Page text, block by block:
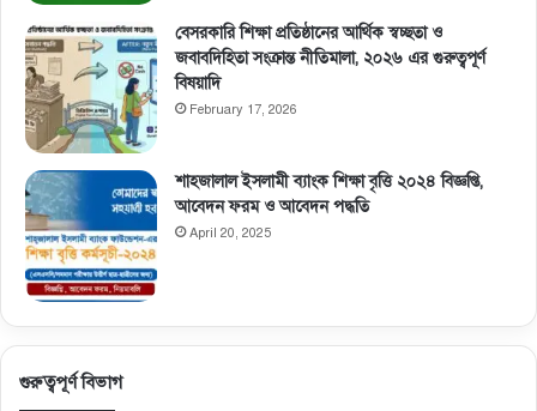
বেসরকারি শিক্ষা প্রতিষ্ঠানের আর্থিক স্বচ্ছতা ও
জবাবদিহিতা সংক্রান্ত নীতিমালা, ২০২৬ এর গুরুত্বপূর্ণ
বিষয়াদি
February 17, 2026
শাহজালাল ইসলামী ব্যাংক শিক্ষা বৃত্তি ২০২৪ বিজ্ঞপ্তি,
আবেদন ফরম ও আবেদন পদ্ধতি
April 20, 2025
গুরুত্বপূর্ণ বিভাগ